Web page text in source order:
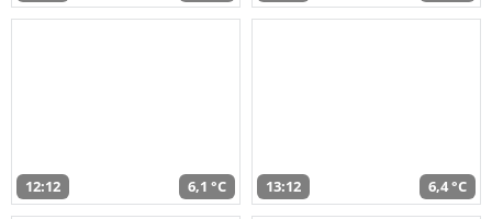
12:12 6,1 °C 13:12 6,4 °C